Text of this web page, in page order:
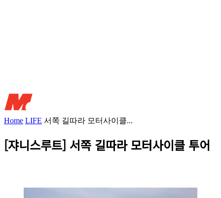
Home LIFE 서쪽 길따라 모터사이클...
[쟈니스루트] 서쪽 길따라 모터사이클 투어